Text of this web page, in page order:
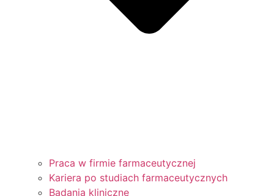
Praca w firmie farmaceutycznej
Kariera po studiach farmaceutycznych
Badania kliniczne